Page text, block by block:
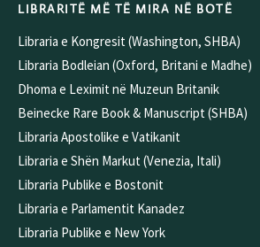
LIBRARITË MË TË MIRA NË BOTË
Libraria e Kongresit (Washington, SHBA)
Libraria Bodleian (Oxford, Britani e Madhe)
Dhoma e Leximit në Muzeun Britanik
Beinecke Rare Book & Manuscript (SHBA)
Libraria Apostolike e Vatikanit
Libraria e Shën Markut (Venezia, Itali)
Libraria Publike e Bostonit
Libraria e Parlamentit Kanadez
Libraria Publike e New York